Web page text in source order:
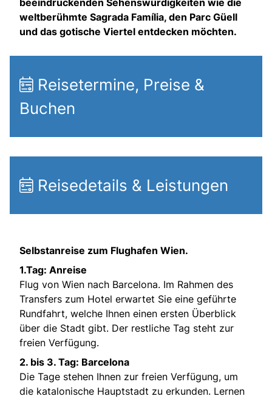
beeindruckenden Sehenswürdigkeiten wie die
weltberühmte Sagrada Família, den Parc Güell
und das gotische Viertel entdecken möchten.
Reisetermine, Preise &
Buchen
Reisedetails & Leistungen
Selbstanreise zum Flughafen Wien.
1.Tag: Anreise
Flug von Wien nach Barcelona. Im Rahmen des
Transfers zum Hotel erwartet Sie eine geführte
Rundfahrt, welche Ihnen einen ersten Überblick
über die Stadt gibt. Der restliche Tag steht zur
freien Verfügung.
2. bis 3. Tag: Barcelona
Die Tage stehen Ihnen zur freien Verfügung, um
die katalonische Hauptstadt zu erkunden. Lernen